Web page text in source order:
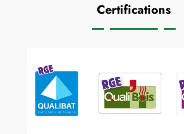
Certifications